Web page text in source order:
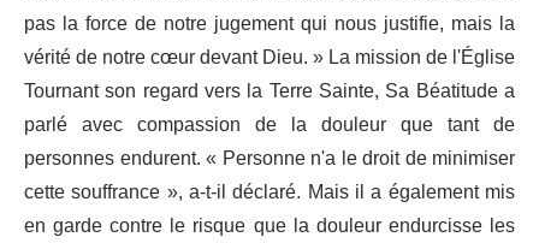
pas la force de notre jugement qui nous justifie, mais la
vérité de notre cœur devant Dieu. » La mission de l'Église
Tournant son regard vers la Terre Sainte, Sa Béatitude a
parlé avec compassion de la douleur que tant de
personnes endurent. « Personne n'a le droit de minimiser
cette souffrance », a-t-il déclaré. Mais il a également mis
en garde contre le risque que la douleur endurcisse les